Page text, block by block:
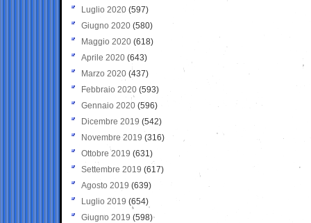
Luglio 2020 (597)
Giugno 2020 (580)
Maggio 2020 (618)
Aprile 2020 (643)
Marzo 2020 (437)
Febbraio 2020 (593)
Gennaio 2020 (596)
Dicembre 2019 (542)
Novembre 2019 (316)
Ottobre 2019 (631)
Settembre 2019 (617)
Agosto 2019 (639)
Luglio 2019 (654)
Giugno 2019 (598)